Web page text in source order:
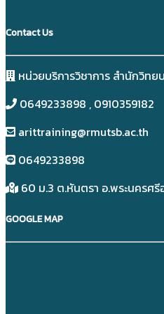
Contact Us
หน่วยบริการวิชาการ สำนักวิทย
0649233898​ , 0910359182
arittraining@rmutsb.ac.th
0649233898​
60 ม.3 ต.หันตรา อ.พระนครศ
GOOGLE MAP